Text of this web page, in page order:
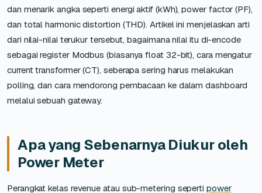
dan menarik angka seperti energi aktif (kWh), power factor (PF),
dan total harmonic distortion (THD). Artikel ini menjelaskan arti
dari nilai-nilai terukur tersebut, bagaimana nilai itu di-encode
sebagai register Modbus (biasanya float 32-bit), cara mengatur
current transformer (CT), seberapa sering harus melakukan
polling, dan cara mendorong pembacaan ke dalam dashboard
melalui sebuah gateway.
Apa yang Sebenarnya Diukur oleh
Power Meter
Perangkat kelas revenue atau sub-metering sepertipower